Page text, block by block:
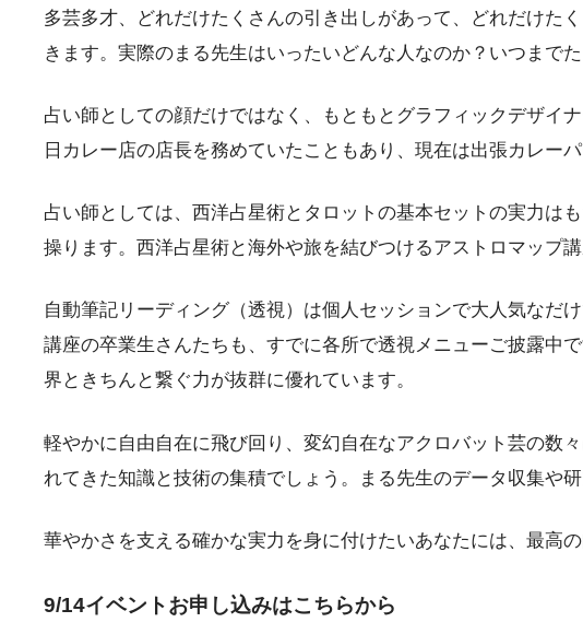
多芸多才、どれだけたくさんの引き出しがあって、どれだけた
きます。実際のまる先生はいったいどんな人なのか？いつまで
占い師としての顔だけではなく、もともとグラフィックデザイ
日カレー店の店長を務めていたこともあり、現在は出張カレー
占い師としては、西洋占星術とタロットの基本セットの実力は
操ります。 西洋占星術と海外や旅を結びつけるアストロマップ
自動筆記リーディング（透視）は個人セッションで大人気なだ
講座の卒業生さんたちも、すでに各所で透視メニューご披露中
界ときちんと繋ぐ力が抜群に優れています。
軽やかに自由自在に飛び回り、変幻自在なアクロバット芸の数
れてきた知識と技術の集積でしょう。まる先生のデータ収集や
華やかさを支える確かな実力を身に付けたいあなたには、最高
9/14イベントお申し込みはこちらから